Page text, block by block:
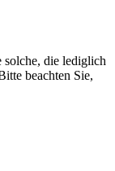
solche, die lediglich
beachten Sie,